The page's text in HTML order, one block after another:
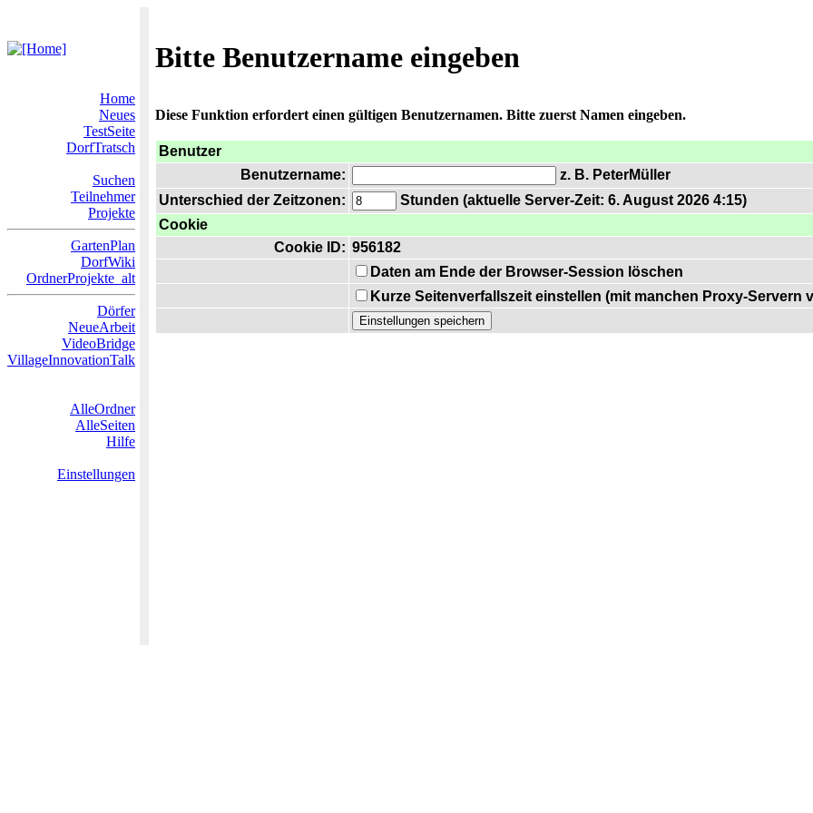
Bitte Benutzername eingeben
Home
Neues
TestSeite
DorfTratsch
Suchen
Teilnehmer
Projekte
GartenPlan
DorfWiki
OrdnerProjekte_alt
Dörfer
NeueArbeit
VideoBridge
VillageInnovationTalk
AlleOrdner
AlleSeiten
Hilfe
Einstellungen
Diese Funktion erfordert einen gültigen Benutzernamen. Bitte zuerst Namen eingeben.
Benutzer
Benutzername:
z. B. PeterMüller
Unterschied der Zeitzonen:
Stunden (aktuelle Server-Zeit: 6. August 2026 4:15)
Cookie
Cookie ID: 956182
Daten am Ende der Browser-Session löschen
Kurze Seitenverfallszeit einstellen (mit manchen Proxy-Servern